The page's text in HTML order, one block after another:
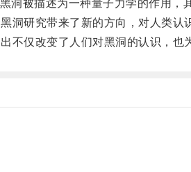
被描述为一种量子力学的作用，其
研究带来了新的方向，对人类认
仅改变了人们对黑洞的认识，也